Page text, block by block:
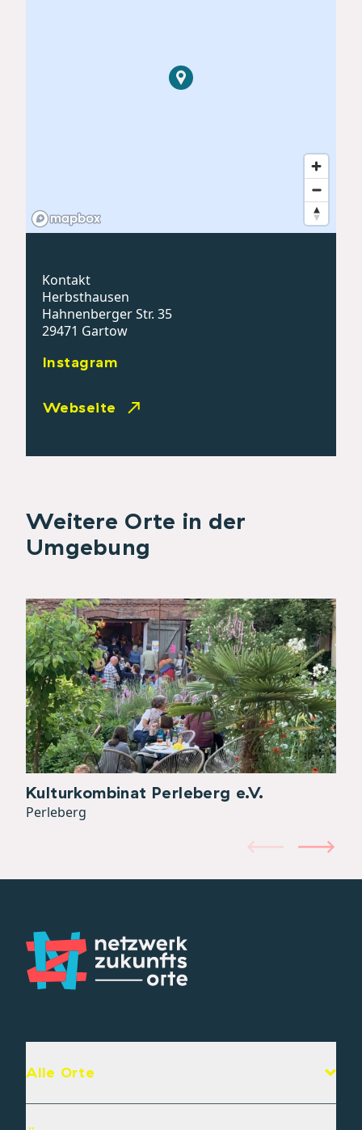
Kontakt
Herbsthausen
Hahnenberger Str. 35
29471 Gartow
Instagram
Webseite
Weitere Orte in der
Umgebung
Kulturkombinat Perleberg e.V.
Perleberg
Alle Orte